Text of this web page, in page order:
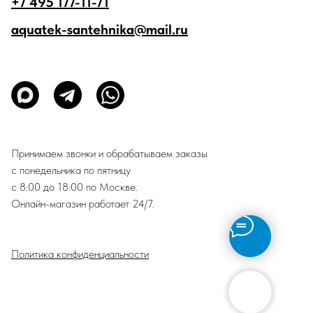
Политика конфиденциальности
aquatek-santehnika@mail.ru
Принимаем звонки и обрабатываем заказы
с понедельника по пятницу
с 8:00 до 18:00 по Москве.
Онлайн-магазин работает 24/7.